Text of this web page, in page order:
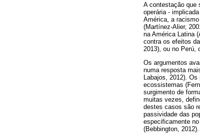
A contestação que
operária -
América, a
(Martínez-Alier,
na América Latina
contra os efeitos
2013), ou no Perú,
Os argumentos
numa resposta
Labajos, 2012).
ecossistemas
surgimento de
muitas vezes,
destes casos são
passividade das
especificamente
(Bebbington, 2012).